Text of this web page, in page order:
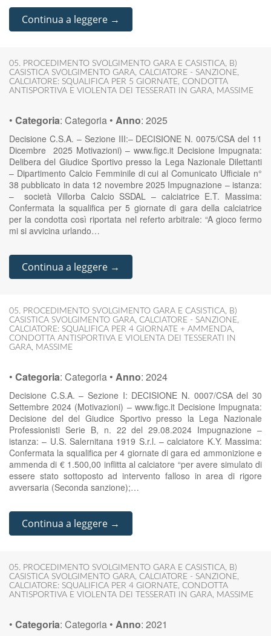
Continua a leggere →
05. PROCEDIMENTO SVOLGIMENTO GARA E CASISTICA, B)
CASISTICA SVOLGIMENTO GARA, CALCIATORE - SANZIONE,
CALCIATORE: SQUALIFICA PER 5 GIORNATE, CONDOTTA
ANTISPORTIVA E VIOLENTA DEI TESSERATI IN GARA, MASSIME
• Categoria: Categoria • Anno: 2025
Decisione C.S.A. – Sezione III:– DECISIONE N. 0075/CSA del 11
Dicembre 2025 Motivazioni) – www.figc.it Decisione Impugnata:
Delibera del Giudice Sportivo presso la Lega Nazionale Dilettanti
– Dipartimento Calcio Femminile di cui al Comunicato Ufficiale n°
38 pubblicato in data 12 novembre 2025 Impugnazione – istanza:
– società Villorba Calcio SSDAL – calciatrice E.T. Massima:
Confermata la squalifica per 5 giornate di gara della calciatrice
per la condotta così riportata nel referto arbitrale: “A gioco fermo
mi si avvicina urlando…
Continua a leggere →
05. PROCEDIMENTO SVOLGIMENTO GARA E CASISTICA, B)
CASISTICA SVOLGIMENTO GARA, CALCIATORE - SANZIONE,
CALCIATORE: SQUALIFICA PER 4 GIORNATE + AMMENDA,
CONDOTTA ANTISPORTIVA E VIOLENTA DEI TESSERATI IN
GARA, MASSIME
• Categoria: Categoria • Anno: 2024
Decisione C.S.A. – Sezione I: DECISIONE N. 0007/CSA del 30
Settembre 2024 (Motivazioni) – www.figc.it Decisione Impugnata:
Decisione del del Giudice Sportivo presso la Lega Nazionale
Professionisti Serie B, n. 22 del 29.08.2024 Impugnazione –
istanza: – U.S. Salernitana 1919 S.r.l. – calciatore K.Y. Massima:
Confermata la squalifica per 4 giornate di gara ed ammonizione e
ammenda di € 1.500,00 inflitta al calciatore “per avere simulato di
essere stato sottoposto ad intervento falloso in area di rigore
avversaria (Seconda sanzione);…
Continua a leggere →
05. PROCEDIMENTO SVOLGIMENTO GARA E CASISTICA, B)
CASISTICA SVOLGIMENTO GARA, CALCIATORE - SANZIONE,
CALCIATORE: SQUALIFICA PER 4 GIORNATE, CONDOTTA
ANTISPORTIVA E VIOLENTA DEI TESSERATI IN GARA, MASSIME
• Categoria: Categoria • Anno: 2021